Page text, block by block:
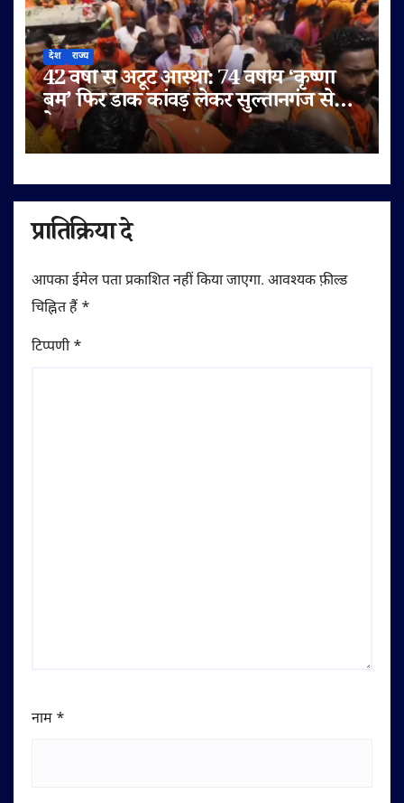
देश राज्य
42 वर्षों से अटूट आस्था: 74 वर्षीय ‘कृष्णा
बम’ फिर डाक कांवड़ लेकर सुल्तानगंज से
देवघर रवाना
प्रातिक्रिया दे
आपका ईमेल पता प्रकाशित नहीं किया जाएगा. आवश्यक फ़ील्ड
चिह्नित हैं *
टिप्पणी*
नाम *